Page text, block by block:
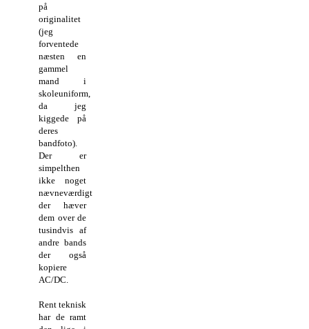
på
originalitet
(jeg
forventede
næsten en
gammel
mand i
skoleuniform,
da jeg
kiggede på
deres
bandfoto).
Der er
simpelthen
ikke noget
nævneværdigt
der hæver
dem over de
tusindvis af
andre bands
der også
kopiere
AC/DC.
Rent teknisk
har de ramt